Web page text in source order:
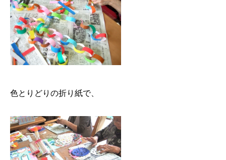
色とりどりの折り紙で、